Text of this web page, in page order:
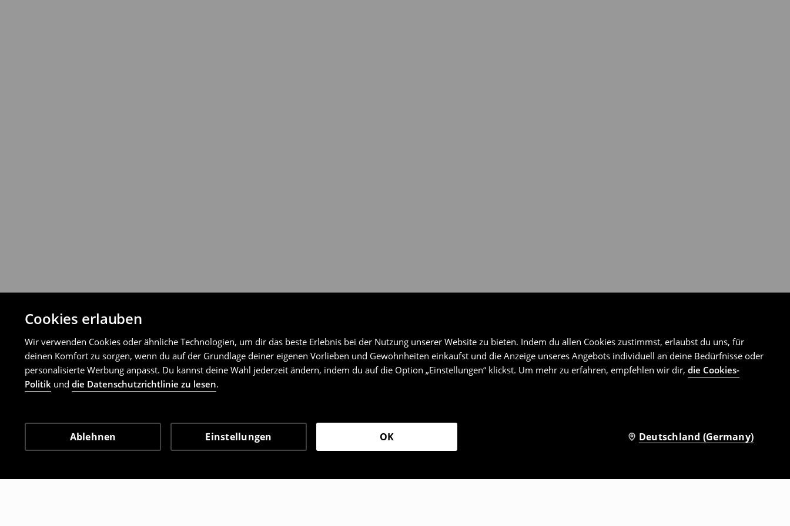
Cookies erlauben
Wir verwenden Cookies oder ähnliche Technologien, um dir das beste Erlebnis bei der Nutzung unserer Website zu bieten. Indem du allen Cookies zustimmst, erlaubst du uns, für
deinen Komfort zu sorgen, wenn du auf der Grundlage deiner eigenen Vorlieben und Gewohnheiten einkaufst und die Anzeige unseres Angebots individuell an deine Bedürfnisse oder
personalisierte Werbung anpasst. Du kannst deine Wahl jederzeit ändern, indem du auf die Option „Einstellungen“ klickst. Um mehr zu erfahren, empfehlen wir dir, die Cookies-
Politik und die Datenschutzrichtlinie zu lesen.
Ablehnen Einstellungen OK Deutschland (Germany)